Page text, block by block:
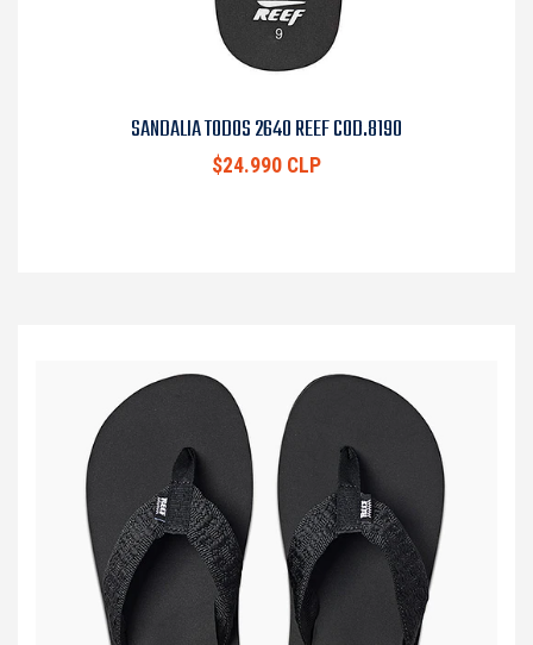
SANDALIA TODOS 2640 REEF COD.8190
$24.990 CLP